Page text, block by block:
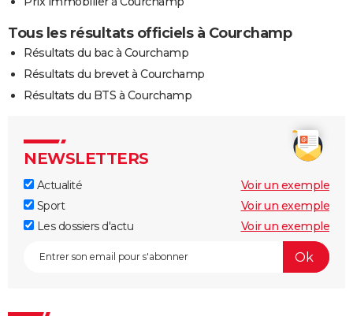
Tous les résultats officiels à Courchamp
Résultats du bac à Courchamp
Résultats du brevet à Courchamp
Résultats du BTS à Courchamp
NEWSLETTERS
Actualité
Voir un exemple
Sport
Voir un exemple
Les dossiers d'actu
Voir un exemple